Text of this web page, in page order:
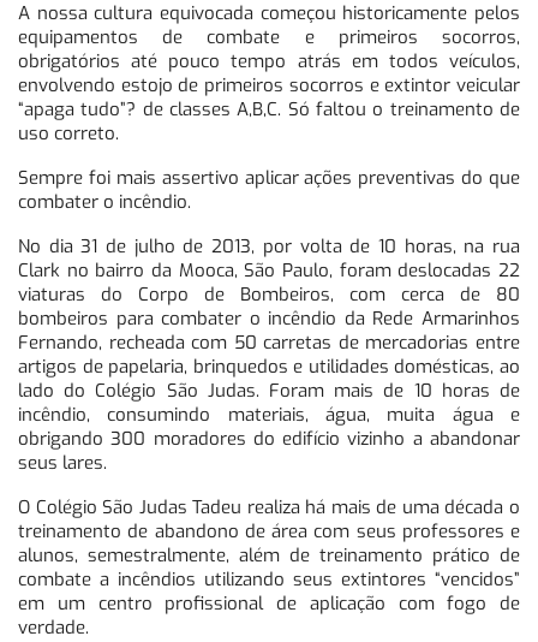
A nossa cultura equivocada começou historicamente pelos
equipamentos de combate e primeiros socorros,
obrigatórios até pouco tempo atrás em todos veículos,
envolvendo estojo de primeiros socorros e extintor veicular
“apaga tudo”? de classes A,B,C. Só faltou o treinamento de
uso correto.
Sempre foi mais assertivo aplicar ações preventivas do que
combater o incêndio.
No dia 31 de julho de 2013, por volta de 10 horas, na rua
Clark no bairro da Mooca, São Paulo, foram deslocadas 22
viaturas do Corpo de Bombeiros, com cerca de 80
bombeiros para combater o incêndio da Rede Armarinhos
Fernando, recheada com 50 carretas de mercadorias entre
artigos de papelaria, brinquedos e utilidades domésticas, ao
lado do Colégio São Judas. Foram mais de 10 horas de
incêndio, consumindo materiais, água, muita água e
obrigando 300 moradores do edifício vizinho a abandonar
seus lares.
O Colégio São Judas Tadeu realiza há mais de uma década o
treinamento de abandono de área com seus professores e
alunos, semestralmente, além de treinamento prático de
combate a incêndios utilizando seus extintores “vencidos”
em um centro profissional de aplicação com fogo de
verdade.